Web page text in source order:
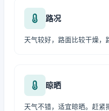
路况
天气较好，路面比较干燥，
晾晒
天气不错，适宜晾晒。赶紧